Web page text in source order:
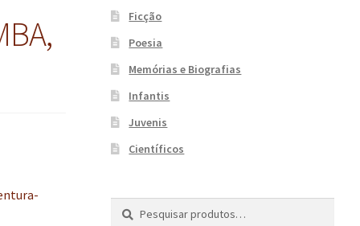
Ficção
Poesia
Memórias e Biografias
Infantis
Juvenis
Científicos
Pesquisar